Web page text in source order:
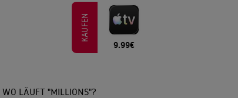
KAUFEN
9.99€
WO LÄUFT "MILLIONS"?